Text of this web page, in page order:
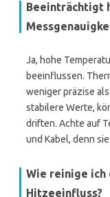
Beeinträchtigt
Ja, hohe
beeinflussen.
weniger präzise
stabilere Werte,
driften. Achte auf
und Kabel, denn
Wie reinige ich
Hitzeeinfluss?